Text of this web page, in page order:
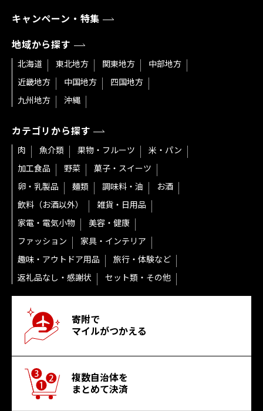
キャンペーン・特集
地域から探す
北海道 東北地方 関東地方
中部地方
近畿地方
中国地方
四国地方
九州地方
沖縄
カテゴリから探す
肉 魚介類 果物・フルーツ
米・パン
加工食品
野菜
菓子・スイーツ
卵・乳製品
麺類 調味料・油
お酒
飲料（お酒以外）
雑貨・日用品
家電・電気小物
美容・健康
ファッション
家具・インテリア
趣味・アウトドア用品
旅行・体験など
返礼品なし・感謝状
セット類・その他
寄附で
マイルがつかえる
複数自治体を
まとめて決済